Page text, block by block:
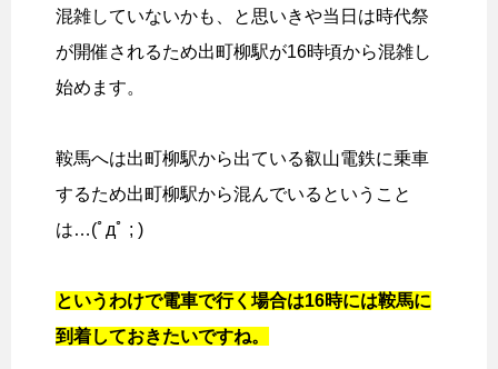
混雑していないかも、と思いきや当日は時代祭
が開催されるため出町柳駅が16時頃から混雑し
始めます。
鞍馬へは出町柳駅から出ている叡山電鉄に乗車
するため出町柳駅から混んでいるということ
は…(ﾟдﾟ ; )
というわけで電車で行く場合は16時には鞍馬に
到着しておきたいですね。